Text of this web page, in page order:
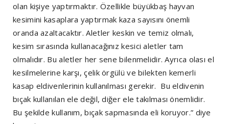
olan kişiye yaptırmaktır. Özellikle büyükbaş hayvan
kesimini kasaplara yaptırmak kaza sayısını önemli
oranda azaltacaktır. Aletler keskin ve temiz olmalı,
kesim sırasında kullanacağınız kesici aletler tam
olmalıdır. Bu aletler her sene bilenmelidir. Ayrıca olası el
kesilmelerine karşı, çelik örgülü ve bilekten kemerli
kasap eldivenlerinin kullanılması gerekir. Bu eldivenin
bıçak kullanılan ele değil, diğer ele takılması önemlidir.
Bu şekilde kullanım, bıçak sapmasında eli koruyor.” diye